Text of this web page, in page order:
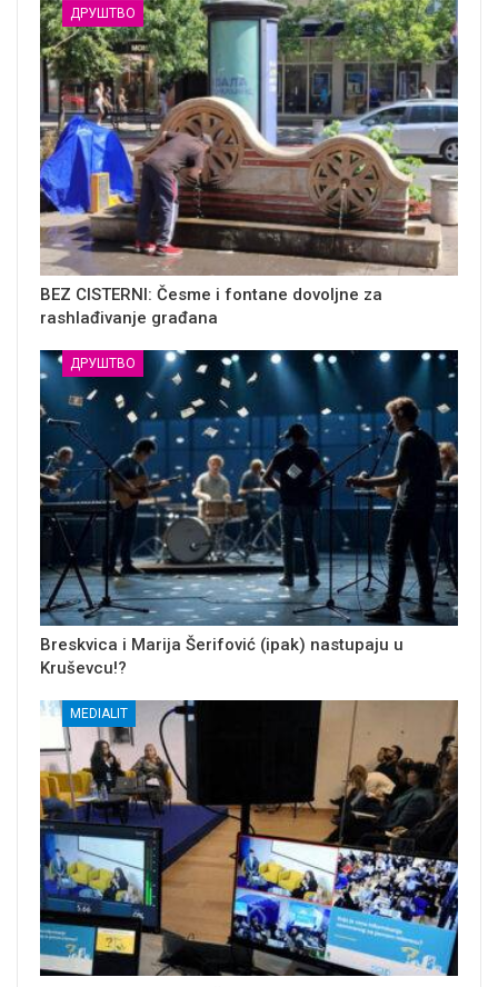
ДРУШТВО
BEZ CISTERNI: Česme i fontane dovoljne za
rashlađivanje građana
ДРУШТВО
Breskvica i Marija Šerifović (ipak) nastupaju u
Kruševcu!?
MEDIALIT